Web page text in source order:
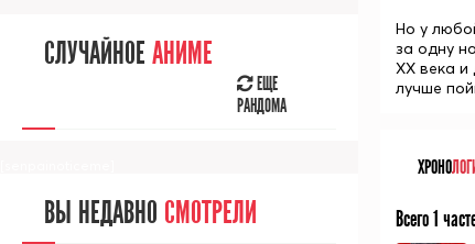
Но у
за одну
XX века
лучше
ХРОНО
Всего 1
СЛУЧАЙНОЕ АНИМЕ
ЕЩЕ
РАНДОМА
ВЫ НЕДАВНО СМОТРЕЛИ